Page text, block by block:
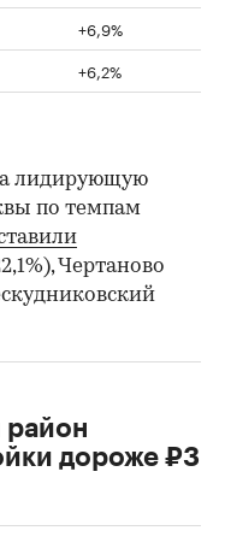
+6,9%
+6,2%
лидирующую
по темпам
Чертаново
район
дороже ₽3